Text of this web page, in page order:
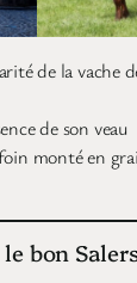
de la vache
de son veau
monté en
bon